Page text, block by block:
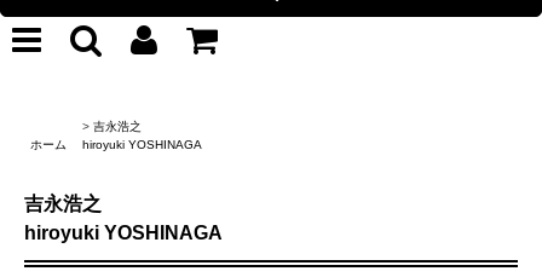
ホーム
> 吉永浩之
hiroyuki YOSHINAGA
吉永浩之
hiroyuki YOSHINAGA